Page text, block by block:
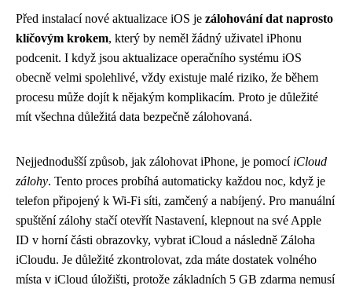
Před instalací nové aktualizace iOS je zálohování dat naprosto
klíčovým krokem, který by neměl žádný uživatel iPhonu
podcenit. I když jsou aktualizace operačního systému iOS
obecně velmi spolehlivé, vždy existuje malé riziko, že během
procesu může dojít k nějakým komplikacím. Proto je důležité
mít všechna důležitá data bezpečně zálohovaná.
Nejjednodušší způsob, jak zálohovat iPhone, je pomocí iCloud
zálohy. Tento proces probíhá automaticky každou noc, když je
telefon připojený k Wi-Fi síti, zamčený a nabíjený. Pro manuální
spuštění zálohy stačí otevřít Nastavení, klepnout na své Apple
ID v horní části obrazovky, vybrat iCloud a následně Záloha
iCloudu. Je důležité zkontrolovat, zda máte dostatek volného
místa v iCloud úložišti, protože základních 5 GB zdarma nemusí